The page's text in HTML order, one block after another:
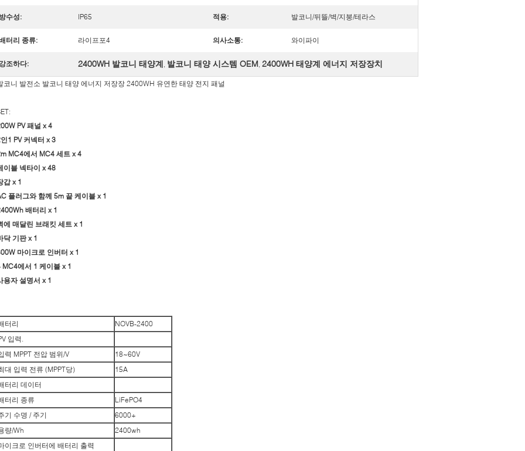
수성: IP65 적용: 발코니/뒤뜰/벽/지붕/테라스
터리 종류: 라이프포4 의사소통: 와이파이
조하다: 2400WH 발코니 태양계, 발코니 태양 시스템 OEM, 2400WH 태양계 에너지 저장장치
코니 발전소 발코니 태양 에너지 저장장 2400WH 유연한 태양 전지 패널
PV 패널 x 4
1 PV 커넥터 x 3
MC4에서 MC4 세트 x 4
이블 넥타이 x 48
갑 x 1
플러그와 함께 5m 끝 케이블 x 1
배터리 x 1
에 매달린 브래킷 세트 x 1
닥 기판 x 1
마이크로 인버터 x 1
MC4에서 1 케이블 x 1
용자 설명서 x 1
터리
NOVB-2400
입력.
력 MPPT 전압 범위/V
18~60V
대 입력 전류 (MPPT당)
15A
터리 데이터
터리 종류
LiFePO4
기 수명 / 주기
6000+
량/Wh
2400wh
이크로 인버터에 배터리 출력